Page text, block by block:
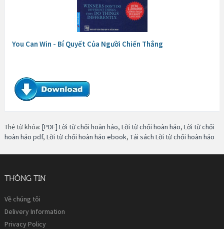
You Can Win - Bí Quyết Của Người Chiến Thắng
Thẻ từ khóa: [PDF] Lời từ chối hoàn hảo, Lời từ chối hoàn hảo, Lời từ chối
hoàn hảo pdf, Lời từ chối hoàn hảo ebook, Tải sách Lời từ chối hoàn hảo
THÔNG TIN
Về chúng tôi
Delivery Information
Privacy Policy